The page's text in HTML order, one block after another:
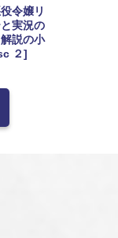
令嬢リ
実況の
説の小
２]